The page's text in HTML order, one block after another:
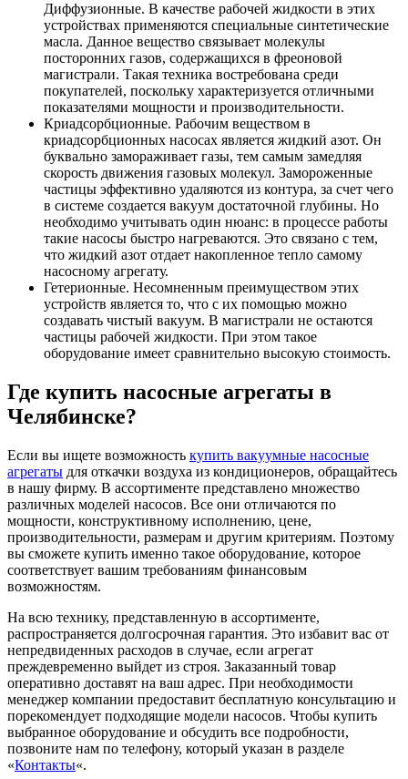
Диффузионные. В качестве рабочей жидкости в этих
устройствах применяются специальные синтетические
масла. Данное вещество связывает молекулы
посторонних газов, содержащихся в фреоновой
магистрали. Такая техника востребована среди
покупателей, поскольку характеризуется отличными
показателями мощности и производительности.
Криадсорбционные. Рабочим веществом в
криадсорбционных насосах является жидкий азот. Он
буквально замораживает газы, тем самым замедляя
скорость движения газовых молекул. Замороженные
частицы эффективно удаляются из контура, за счет чего
в системе создается вакуум достаточной глубины. Но
необходимо учитывать один нюанс: в процессе работы
такие насосы быстро нагреваются. Это связано с тем,
что жидкий азот отдает накопленное тепло самому
насосному агрегату.
Гетерионные. Несомненным преимуществом этих
устройств является то, что с их помощью можно
создавать чистый вакуум. В магистрали не остаются
частицы рабочей жидкости. При этом такое
оборудование имеет сравнительно высокую стоимость.
Где купить насосные агрегаты в
Челябинске?
Если вы ищете возможность купить вакуумные насосные
агрегаты для откачки воздуха из кондиционеров, обращайтесь
в нашу фирму. В ассортименте представлено множество
различных моделей насосов. Все они отличаются по
мощности, конструктивному исполнению, цене,
производительности, размерам и другим критериям. Поэтому
вы сможете купить именно такое оборудование, которое
соответствует вашим требованиям финансовым
возможностям.
На всю технику, представленную в ассортименте,
распространяется долгосрочная гарантия. Это избавит вас от
непредвиденных расходов в случае, если агрегат
преждевременно выйдет из строя. Заказанный товар
оперативно доставят на ваш адрес. При необходимости
менеджер компании предоставит бесплатную консультацию и
порекомендует подходящие модели насосов. Чтобы купить
выбранное оборудование и обсудить все подробности,
позвоните нам по телефону, который указан в разделе
«Контакты«.